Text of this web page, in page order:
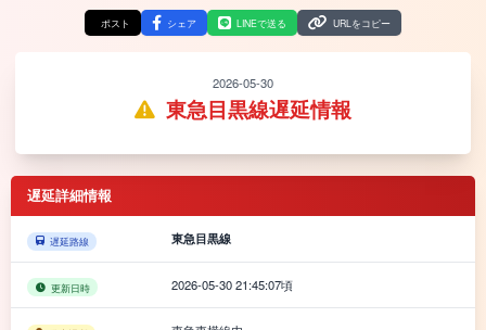
ポスト シェア LINEで送る URLをコピー
2026-05-30
東急目黒線遅延情報
遅延詳細情報
遅延路線 東急目黒線
更新日時 2026-05-30 21:45:07頃